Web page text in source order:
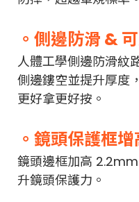
。側邊防滑 &
人體工學側邊防滑紋
側邊鏤空並提升厚度
更好拿更好按。
。鏡頭保護框增
鏡頭邊框加高
升鏡頭保護力。